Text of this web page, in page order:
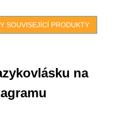
SOUVISEJÍCÍ PRODUKTY
na